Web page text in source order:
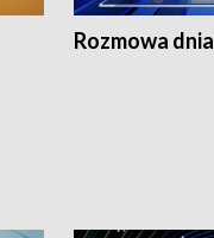
Rozmowa dnia